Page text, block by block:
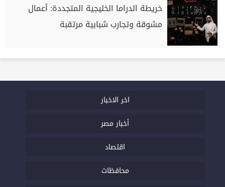
خريطة الدراما الخليجية المتجددة: أعمال
مشوقة وتجارب شبابية مرتقبة
اخر الاخبار
أخبار مصر
اقتصاد
محافظات